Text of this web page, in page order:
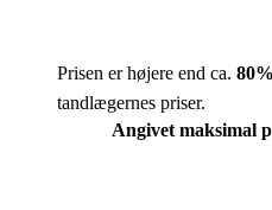
Prisen er højere end ca. 80%
tandlægernes priser.
Angivet maksimal